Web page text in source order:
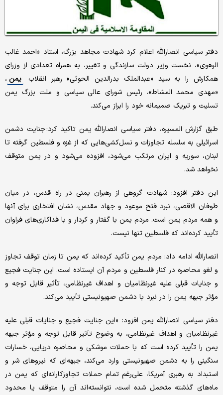
دفتر سیاسی انصارالله اعلام کرد شهادت مجاهد بزرگ، استاد «احمد غالب
الرهوی»، نخست وزیر دولت سازندگی و تغییر، به همراه تعدادی از وزرای
همکارش را به سید «عبدالملک بدرالدین الحوثی» رهبر انقلاب
یمن ،
«مهدی محمد المشاط»، رئیس شورای عالی سیاسی و ملت بزرگ یمن
تسلیت و تبریک صمیمانه خود را ابراز می‌کند.
طبق گزارش المسیره، دفتر سیاسی انصارالله یمن تاکید کرد: جنایت دشمن
اسرائیلی به سلسله تجاوزات و نسل‌کشی‌هایی که از غزه و فلسطین گرفته تا
لبنان، سوریه و ایران مرتکب می‌شود، افزوده می‌شود و در یمن متوقف
نخواهد شد.
این دفتر افزود: شهادت گروهی از رهبران یمنی در راه قدس، در میان
طوفان الاقصی، نبرد فتح موعود و جهاد مقدس، نشان افتخاری برای آنها
و همه مردم یمن است. مردم یمن با گفتار و کردار و با فداکاری‌های فراوان
تأیید کرده‌اند که فلسطین تنها نیست.
انصارالله ادامه داد: مردم یمن تأکید کرده‌اند که یمن تا زمان توقف تجاوز
و لغو محاصره در کنار فلسطین و مردم آن ایستاده است. این جنایت فجیع
و جنایات قبلی علیه غیرنظامیان و اهداف غیرنظامی، تأثیر قابل توجه و
مؤثر جبهه یمن را در نبرد با دشمن صهیونیستی تأیید می‌کند.
دفتر سیاسی انصارالله یمن افزود: «این جنایت فجیع و جنایات قبلی علیه
غیرنظامیان و اهداف غیرنظامی، به وضوح تأثیر قابل توجه و مؤثر جبهه
یمن را تأیید کرده است که با حملات موشکی و محاصره دریایی، خسارات
سنگینی را به دشمن صهیونیستی وارد می‌کند، جبهه‌ای که نیروهای شر و
استبداد به رهبری آمریکا، علی‌رغم تمام حملات تجاوزکارانه‌ای که یمن در
ماه‌های گذشته متحمل شده است، نتوانسته‌اند آن را متوقف یا محدود